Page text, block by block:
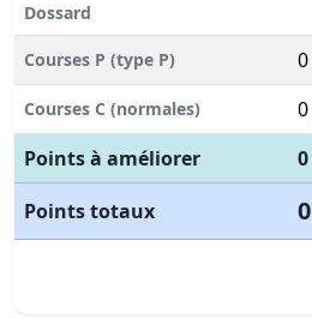
Dossard
Courses P (type P) 0
Courses C (normales) 0
Points à améliorer
0
Points totaux
0